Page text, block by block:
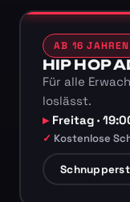
AB 16 JAHREN
HIP HOP
Für alle
loslässt.
Freitag ·
Kostenlose